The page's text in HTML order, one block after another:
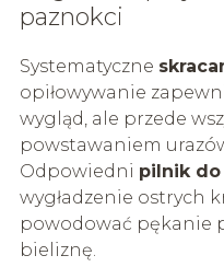
paznokci
Systematyczne
opiłowywanie
wygląd, ale przede
powstawaniem
Odpowiedni pilnik
wygładzenie ostrych
powodować pękanie
bieliznę.